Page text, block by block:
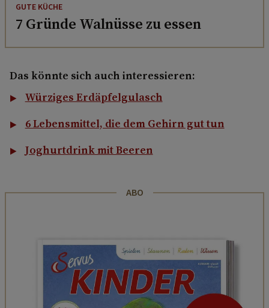
GUTE KÜCHE
7 Gründe Walnüsse zu essen
Das könnte sich auch interessieren:
Würziges Erdäpfelgulasch
6 Lebensmittel, die dem Gehirn gut tun
Joghurtdrink mit Beeren
ABO